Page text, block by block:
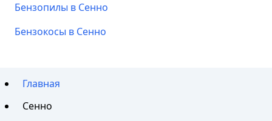
Бензопилы в Сенно
Бензокосы в Сенно
Главная
Сенно